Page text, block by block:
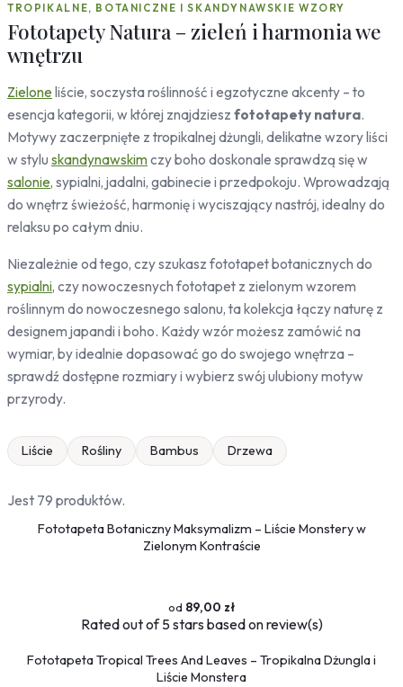
Londyn
Nowy Jork
Paryż
Warszawa
Kraków
Gdańsk
Moskwa
Tokio
Berlin
Dubaj
Natura
Liście
Rośliny
Bambus
Drzewa
Niebo
Jedzenie
Słodycze
Przyprawy
Samochody
Traktory
TROPIKALNE, BOTANICZNE I SKANDYNAWSKIE WZORY
Fototapety Natura – zieleń i harmonia we
wnętrzu
Zielone liście, soczysta roślinność i egzotyczne akcenty – to
esencja kategorii, w której znajdziesz fototapety natura.
Motywy zaczerpnięte z tropikalnej dżungli, delikatne wzory liści
w stylu skandynawskim czy boho doskonale sprawdzą się w
salonie, sypialni, jadalni, gabinecie i przedpokoju. Wprowadzają
do wnętrz świeżość, harmonię i wyciszający nastrój, idealny do
relaksu po całym dniu.
Niezależnie od tego, czy szukasz fototapet botanicznych do
sypialni, czy nowoczesnych fototapet z zielonym wzorem
roślinnym do nowoczesnego salonu, ta kolekcja łączy naturę z
designem japandi i boho. Każdy wzór możesz zamówić na
wymiar, by idealnie dopasować go do swojego wnętrza –
sprawdź dostępne rozmiary i wybierz swój ulubiony motyw
przyrody.
Liście Rośliny Bambus Drzewa
Jest 79 produktów.
Fototapeta Botaniczny Maksymalizm – Liście Monstery w
Zielonym Kontraście
89,00 zł
Ratedout of 5 stars based onreview(s)
Fototapeta Tropical Trees And Leaves – Tropikalna Dżungla i
Liście Monstera